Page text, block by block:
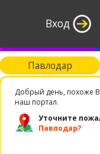
Вход
Павлодар
Добрый день, похоже
наш портал.
Уточните
Павлодар?
Поиск
для выгула